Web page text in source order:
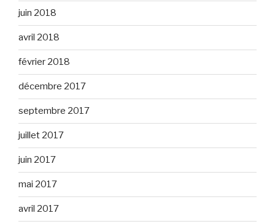
juin 2018
avril 2018
février 2018
décembre 2017
septembre 2017
juillet 2017
juin 2017
mai 2017
avril 2017